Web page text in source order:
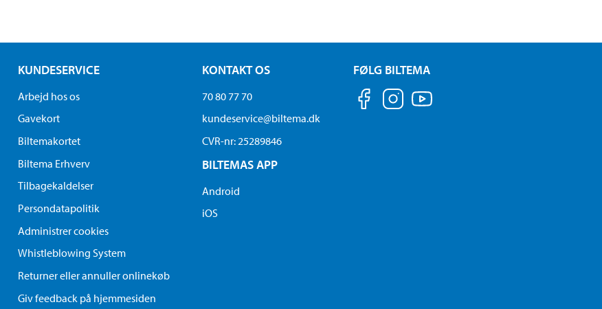
KUNDESERVICE
Arbejd hos os
Gavekort
Biltemakortet
Biltema Erhverv
Tilbagekaldelser
Persondatapolitik
Administrer cookies
Whistleblowing System
Returner eller annuller onlinekøb
Giv feedback på hjemmesiden
KONTAKT OS
70 80 77 70
kundeservice@biltema.dk
CVR-nr: 25289846
BILTEMAS APP
Android
iOS
FØLG BILTEMA